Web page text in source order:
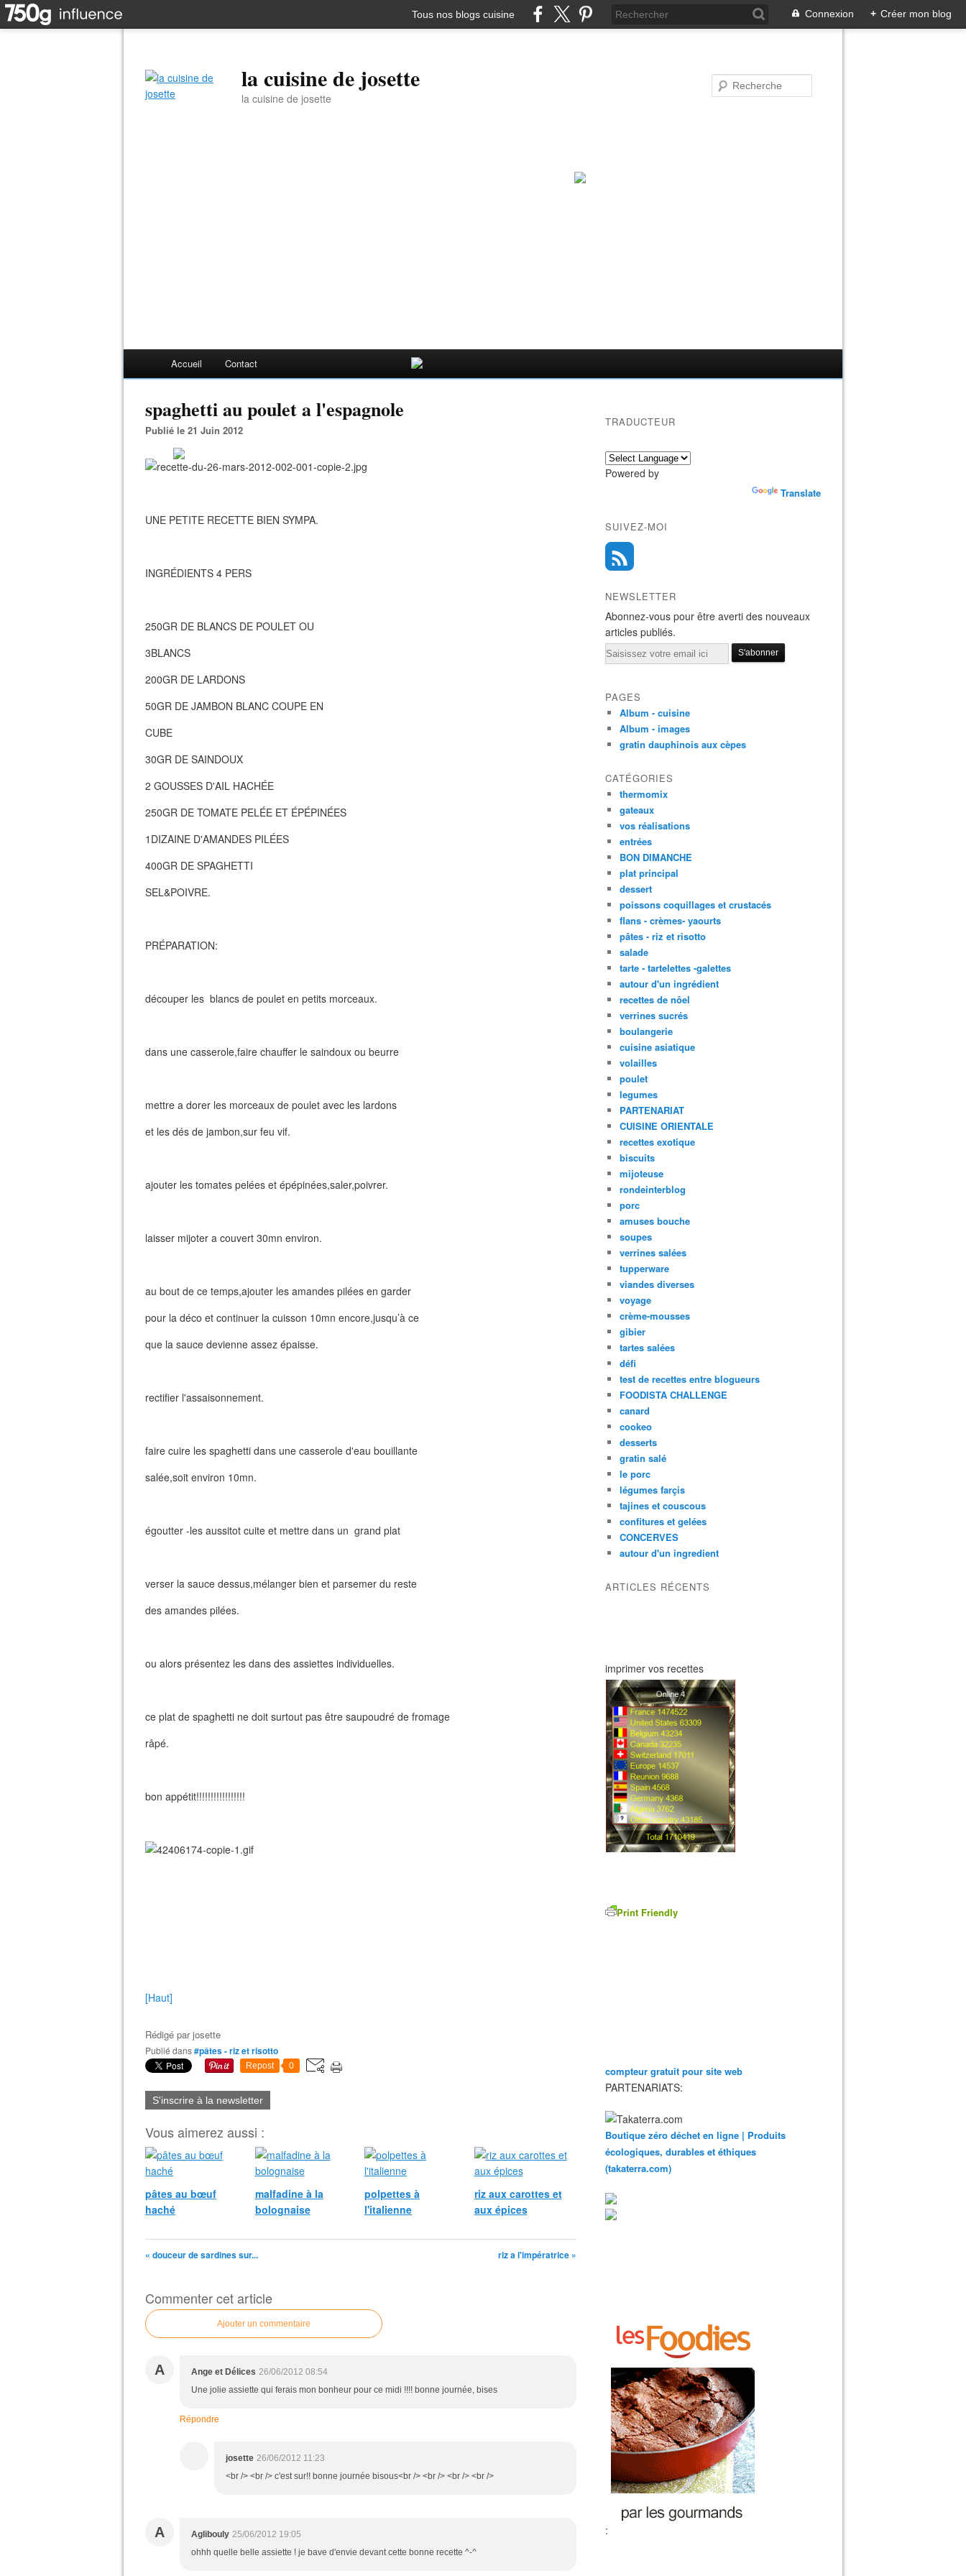
Tous nos blogs cuisine Connexion + Créer mon blog
la cuisine de josette
la cuisine de josette
Accueil Contact
spaghetti au poulet a l'espagnole
Publié le 21 Juin 2012
UNE PETITE RECETTE BIEN SYMPA.
INGRÉDIENTS 4 PERS
250GR DE BLANCS DE POULET OU
3BLANCS
200GR DE LARDONS
50GR DE JAMBON BLANC COUPE EN
CUBE
30GR DE SAINDOUX
2 GOUSSES D'AIL HACHÉE
250GR DE TOMATE PELÉE ET ÉPÉPINÉES
1DIZAINE D'AMANDES PILÉES
400GR DE SPAGHETTI
SEL&POIVRE.
PRÉPARATION:
découper les blancs de poulet en petits morceaux.
dans une casserole,faire chauffer le saindoux ou beurre
mettre a dorer les morceaux de poulet avec les lardons
et les dés de jambon,sur feu vif.
ajouter les tomates pelées et épépinées,saler,poivrer.
laisser mijoter a couvert 30mn environ.
au bout de ce temps,ajouter les amandes pilées en garder
pour la déco et continuer la cuisson 10mn encore,jusqu’à ce
que la sauce devienne assez épaisse.
rectifier l'assaisonnement.
faire cuire les spaghetti dans une casserole d'eau bouillante
salée,soit environ 10mn.
égoutter -les aussitot cuite et mettre dans un grand plat
verser la sauce dessus,mélanger bien et parsemer du reste
des amandes pilées.
ou alors présentez les dans des assiettes individuelles.
ce plat de spaghetti ne doit surtout pas être saupoudré de fromage
râpé.
bon appétit!!!!!!!!!!!!!!!!!
[Haut]
Rédigé parjosette
Publié dans#pâtes - riz et risotto
Repost 0
S'inscrire à la newsletter
Vous aimerez aussi :
pâtes au bœuf
haché
malfadine à la
bolognaise
polpettes à
l'italienne
riz aux carottes et
aux épices
« douceur de sardines sur... riz a l'impératrice »
Commenter cet article
Ajouter un commentaire
A Ange et Délices 26/06/2012 08:54
Une jolie assiette qui ferais mon bonheur pour ce midi !!!! bonne journée, bises
Répondre
josette 26/06/2012 11:23
<br /> <br /> c'est sur!! bonne journée bisous<br /> <br /> <br /> <br />
A Aglibouly 25/06/2012 19:05
ohhh quelle belle assiette ! je bave d'envie devant cette bonne recette ^-^
TRADUCTEUR
Powered by
Translate
SUIVEZ-MOI
NEWSLETTER
Abonnez-vous pour être averti des nouveaux
articles publiés.
Email
PAGES
Album - cuisine
Album - images
gratin dauphinois aux cèpes
CATÉGORIES
thermomix
gateaux
vos réalisations
entrées
BON DIMANCHE
plat principal
dessert
poissons coquillages et crustacés
flans - crèmes- yaourts
pâtes - riz et risotto
salade
tarte - tartelettes -galettes
autour d'un ingrédient
recettes de nôel
verrines sucrés
boulangerie
cuisine asiatique
volailles
poulet
legumes
PARTENARIAT
CUISINE ORIENTALE
recettes exotique
biscuits
mijoteuse
rondeinterblog
porc
amuses bouche
soupes
verrines salées
tupperware
viandes diverses
voyage
crème-mousses
gibier
tartes salées
défi
test de recettes entre blogueurs
FOODISTA CHALLENGE
canard
cookeo
desserts
gratin salé
le porc
légumes farçis
tajines et couscous
confitures et gelées
CONCERVES
autour d'un ingredient
ARTICLES RÉCENTS
imprimer vos recettes
Print Friendly
compteur gratuit pour site web
PARTENARIATS:
Boutique zéro déchet en ligne | Produits
écologiques, durables et éthiques
(takaterra.com)
: